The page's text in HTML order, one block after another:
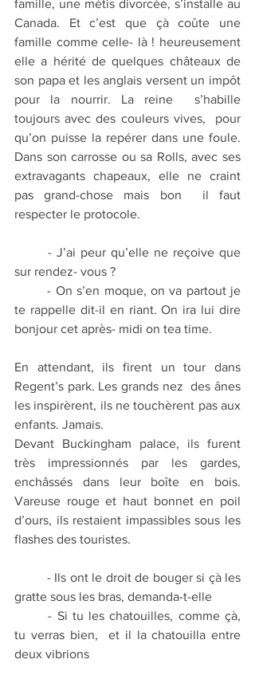
famille, une métis divorcée, s’installe au
Canada. Et c’est que çà coûte une
famille comme celle- là ! heureusement
elle a hérité de quelques châteaux de
son papa et les anglais versent un impôt
pour la nourrir. La reine  s’habille
toujours avec des couleurs vives,  pour
qu’on puisse la repérer dans une foule.
Dans son carrosse ou sa Rolls, avec ses
extravagants chapeaux, elle ne craint
pas grand-chose mais bon  il faut
respecter le protocole.
sur rendez- vous ?
	- On s’en moque, on va partout je
te rappelle dit-il en riant. On ira lui dire
bonjour cet après- midi on tea time.
En attendant, ils firent un tour dans
Regent’s park. Les grands nez  des ânes
les inspirèrent, ils ne touchèrent pas aux
enfants. Jamais.
Devant Buckingham palace, ils furent
très impressionnés par les gardes,
enchâssés dans leur boîte en bois.
Vareuse rouge et haut bonnet en poil
d’ours, ils restaient impassibles sous les
flashes des touristes.
gratte sous les bras, demanda-t-elle
	- Si tu les chatouilles, comme çà,
tu verras bien,  et il la chatouilla entre
deux vibrions